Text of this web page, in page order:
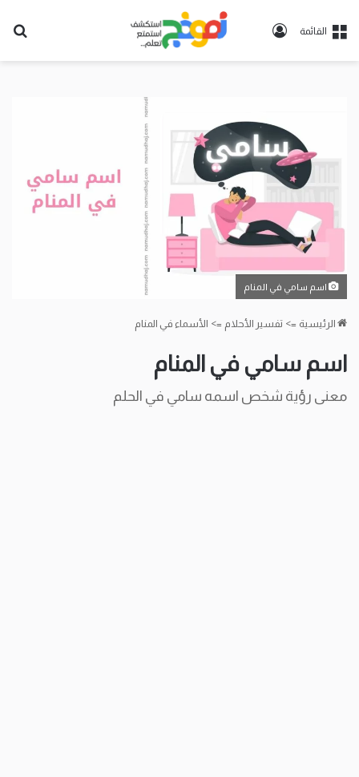
القائمة
تسجيل
اسم سامي في المنام
الرئيسية => تفسير الأحلام => الأسماء في المنام
اسم سامي في المنام
معنى رؤية شخص اسمه سامي في الحلم